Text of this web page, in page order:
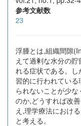
参考文献数
23
浮腫とは,組織間隙
えて過剰な水分の
れる症状である。
習的に行われてい
られないことが少
のか,どうすれば改
え,理学療法におけ
と考える。